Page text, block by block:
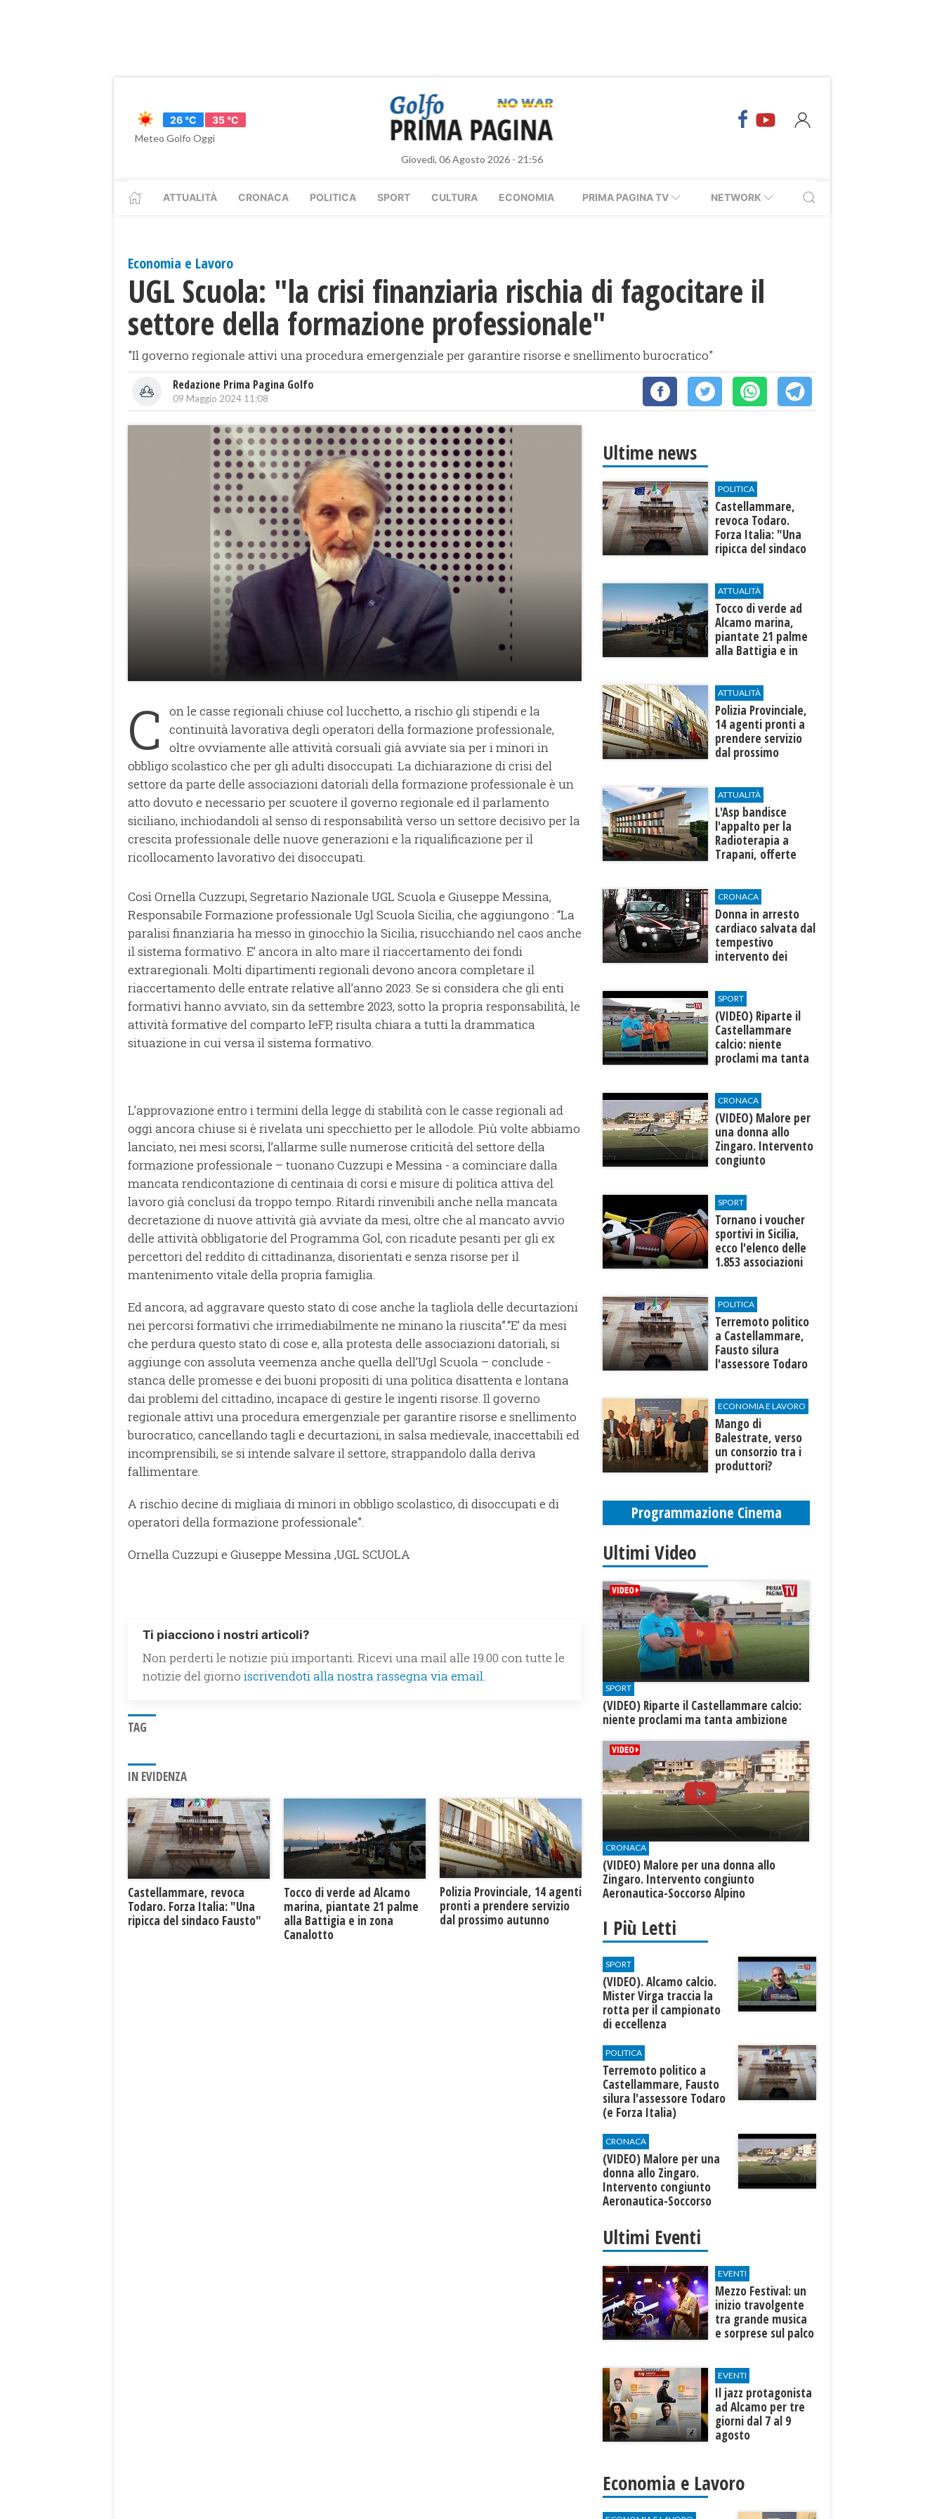
26 °C
35 °C
Meteo Golfo Oggi
Giovedì, 06 Agosto 2026 - 21:56
ATTUALITÀ CRONACA POLITICA SPORT CULTURA ECONOMIA PRIMA PAGINA TV NETWORK
Economia e Lavoro
UGL Scuola: "la crisi ​finanziaria rischia di fagocitare il
settore della formazione professionale"
"Il governo regionale attivi una procedura emergenziale per garantire risorse e snellimento burocratico"
Redazione Prima Pagina Golfo
09 Maggio 2024 11:08
C
on le casse regionali chiuse col lucchetto, a rischio gli stipendi e la
continuità lavorativa degli operatori della formazione professionale,
oltre ovviamente alle attività corsuali già avviate sia per i minori in
obbligo scolastico che per gli adulti disoccupati. La dichiarazione di crisi del
settore da parte delle associazioni datoriali della formazione professionale è un
atto dovuto e necessario per scuotere il governo regionale ed il parlamento
siciliano, inchiodandoli al senso di responsabilità verso un settore decisivo per la
crescita professionale delle nuove generazioni e la riqualificazione per il
ricollocamento lavorativo dei disoccupati.
Così Ornella Cuzzupi, Segretario Nazionale UGL Scuola e Giuseppe Messina,
Responsabile Formazione professionale Ugl Scuola Sicilia, che aggiungono : “La
paralisi finanziaria ha messo in ginocchio la Sicilia, risucchiando nel caos anche
il sistema formativo. E’ ancora in alto mare il riaccertamento dei fondi
extraregionali. Molti dipartimenti regionali devono ancora completare il
riaccertamento delle entrate relative all’anno 2023. Se si considera che gli enti
formativi hanno avviato, sin da settembre 2023, sotto la propria responsabilità, le
attività formative del comparto IeFP, risulta chiara a tutti la drammatica
situazione in cui versa il sistema formativo.
L’approvazione entro i termini della legge di stabilità con le casse regionali ad
oggi ancora chiuse si è rivelata uni specchietto per le allodole. Più volte abbiamo
lanciato, nei mesi scorsi, l’allarme sulle numerose criticità del settore della
formazione professionale – tuonano Cuzzupi e Messina - a cominciare dalla
mancata rendicontazione di centinaia di corsi e misure di politica attiva del
lavoro già conclusi da troppo tempo. Ritardi rinvenibili anche nella mancata
decretazione di nuove attività già avviate da mesi, oltre che al mancato avvio
delle attività obbligatorie del Programma Gol, con ricadute pesanti per gli ex
percettori del reddito di cittadinanza, disorientati e senza risorse per il
mantenimento vitale della propria famiglia.
Ed ancora, ad aggravare questo stato di cose anche la tagliola delle decurtazioni
nei percorsi formativi che irrimediabilmente ne minano la riuscita”.“E’ da mesi
che perdura questo stato di cose e, alla protesta delle associazioni datoriali, si
aggiunge con assoluta veemenza anche quella dell’Ugl Scuola – conclude -
stanca delle promesse e dei buoni propositi di una politica disattenta e lontana
dai problemi del cittadino, incapace di gestire le ingenti risorse. Il governo
regionale attivi una procedura emergenziale per garantire risorse e snellimento
burocratico, cancellando tagli e decurtazioni, in salsa medievale, inaccettabili ed
incomprensibili, se si intende salvare il settore, strappandolo dalla deriva
fallimentare.
A rischio decine di migliaia di minori in obbligo scolastico, di disoccupati e di
operatori della formazione professionale”.
Ornella Cuzzupi e Giuseppe Messina ,UGL SCUOLA
Ti piacciono i nostri articoli?
Non perderti le notizie più importanti. Ricevi una mail alle 19.00 con tutte le
notizie del giorno iscrivendoti alla nostra rassegna via email.
TAG
IN EVIDENZA
Castellammare, revoca
Todaro. Forza Italia: "Una
ripicca del sindaco Fausto"
Tocco di verde ad Alcamo
marina, piantate 21 palme
alla Battigia e in zona
Canalotto
​Polizia Provinciale, 14 agenti
pronti a prendere servizio
dal prossimo autunno
Ultime news
POLITICA
Castellammare,
revoca Todaro.
Forza Italia: "Una
ripicca del sindaco
ATTUALITÀ
Tocco di verde ad
Alcamo marina,
piantate 21 palme
alla Battigia e in
ATTUALITÀ
​Polizia Provinciale,
14 agenti pronti a
prendere servizio
dal prossimo
ATTUALITÀ
L'Asp bandisce
l'appalto per la
Radioterapia a
Trapani, offerte
CRONACA
Donna in arresto
cardiaco salvata dal
tempestivo
intervento dei
SPORT
(VIDEO) Riparte il
Castellammare
calcio: niente
proclami ma tanta
CRONACA
(VIDEO) Malore per
una donna allo
Zingaro. Intervento
congiunto
SPORT
Tornano i voucher
sportivi in Sicilia,
ecco l'elenco delle
1.853 associazioni
POLITICA
Terremoto politico
a Castellammare,
Fausto silura
l'assessore Todaro
ECONOMIA E LAVORO
Mango di
Balestrate, verso
un consorzio tra i
produttori?
Programmazione Cinema
Ultimi Video
SPORT
(VIDEO) Riparte il Castellammare calcio:
niente proclami ma tanta ambizione
CRONACA
(VIDEO) Malore per una donna allo
Zingaro. Intervento congiunto
Aeronautica-Soccorso Alpino
I Più Letti
SPORT
(VIDEO). Alcamo calcio.
Mister Virga traccia la
rotta per il campionato
di eccellenza
POLITICA
Terremoto politico a
Castellammare, Fausto
silura l'assessore Todaro
(e Forza Italia)
CRONACA
(VIDEO) Malore per una
donna allo Zingaro.
Intervento congiunto
Aeronautica-Soccorso
Ultimi Eventi
EVENTI
Mezzo Festival: un
inizio travolgente
tra grande musica
e sorprese sul palco
EVENTI
Il jazz protagonista
ad Alcamo per tre
giorni dal 7 al 9
agosto
Economia e Lavoro